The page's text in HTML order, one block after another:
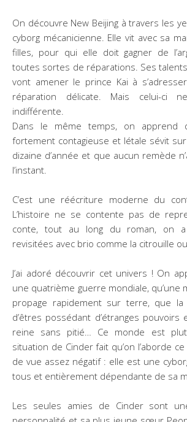
On découvre New Beijing à travers les
cyborg mécanicienne. Elle vit avec sa
filles, pour qui elle doit gagner de
toutes sortes de réparations. Ses
vont amener le prince Kai à
réparation délicate. Mais celui-ci
indifférente.
Dans le même temps, on apprend
fortement contagieuse et létale sévit
dizaine d’année et que aucun remède
l’instant.
C’est une réécriture moderne du
L’histoire ne se contente pas de
conte, tout au long du roman, on
revisitées avec brio comme la citrouille
J’ai adoré découvrir cet univers ! On
une quatrième guerre mondiale, qu’une
propage rapidement sur terre, que
d’êtres possédant d’étranges
reine sans pitié… Ce monde est
situation de Cinder fait qu’on l’aborde
de vue assez négatif : elle est une
tous et entièrement dépendante de sa
Les seules amies de Cinder sont